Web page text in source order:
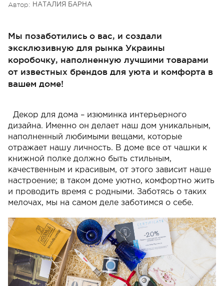
Автор: НАТАЛИЯ БАРНА
Мы позаботились о вас, и создали
эксклюзивную для рынка Украины
коробочку, наполненную лучшими товарами
от известных брендов для уюта и комфорта в
вашем доме!
Декор для дома – изюминка интерьерного
дизайна. Именно он делает наш дом уникальным,
наполненный любимыми вещами, которые
отражает нашу личность. В доме все от чашки к
книжной полке должно быть стильным,
качественным и красивым, от этого зависит наше
настроение; в таком доме уютно, комфортно жить
и проводить время с родными. Заботясь о таких
мелочах, мы на самом деле заботимся о себе.